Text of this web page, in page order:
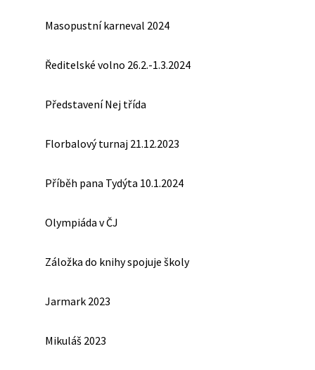
Masopustní karneval 2024
Ředitelské volno 26.2.-1.3.2024
Představení Nej třída
Florbalový turnaj 21.12.2023
Příběh pana Tydýta 10.1.2024
Olympiáda v ČJ
Záložka do knihy spojuje školy
Jarmark 2023
Mikuláš 2023